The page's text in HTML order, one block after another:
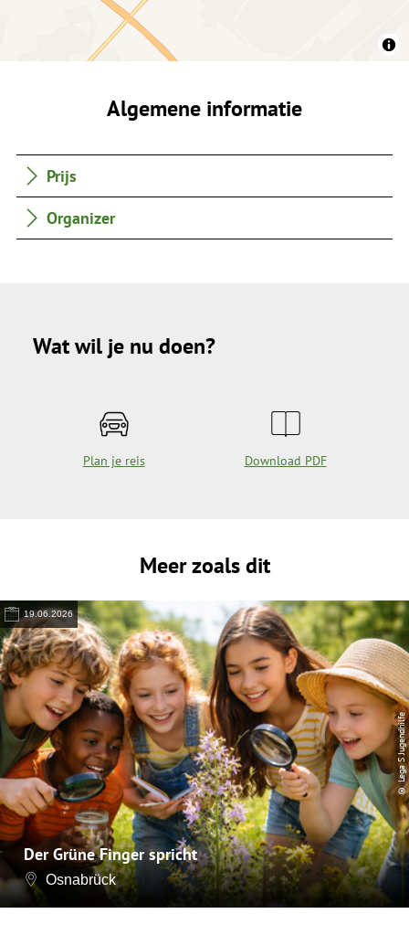
Algemene informatie
Prijs
Organizer
Wat wil je nu doen?
Plan je reis Download PDF
Meer zoals dit
19.06.2026
Der Grüne Finger spricht
Osnabrück
© Lega S Jugendhilfe